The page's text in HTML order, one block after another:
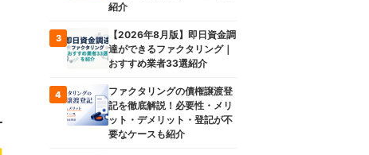
紹介
3
【2026年8月版】即日資金調
達ができるファクタリング｜
おすすめ業者33選紹介
4
ファクタリングの債権譲渡登
記を徹底解説！必要性・メリ
ット・デメリット・登記が不
要なケースも紹介